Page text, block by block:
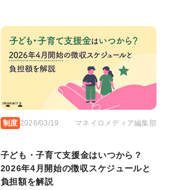
制度 2026/03/19 マネイロメディア編集部
子ども・子育て支援金はいつから？
2026年4月開始の徴収スケジュールと
負担額を解説